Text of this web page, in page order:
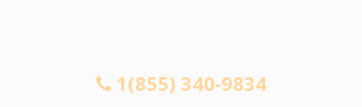
1(855) 340-9834